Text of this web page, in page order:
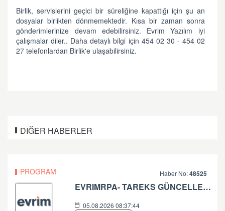
Birlik, servislerini geçici bir süreliğine kapattığı için şu an
dosyalar birlikten dönmemektedir. Kısa bir zaman sonra
gönderimlerinize devam edebilirsiniz. Evrim Yazılım iyi
çalışmalar diler.. Daha detaylı bilgi için 454 02 30 - 454 02
27 telefonlardan Birlik'e ulaşabilirsiniz.
DIĞER HABERLER
PROGRAM Haber No:48525
EVRIMRPA- TAREKS GÜNCELLEMESI HAKKINDA (V: 11.50.2.6 BU VERSIYONDA EVRIMRPA- TAREKS MODULÜNDE GÜNCELLEME YAPILMIŞTIR. )
05.08.2026 08:37:44